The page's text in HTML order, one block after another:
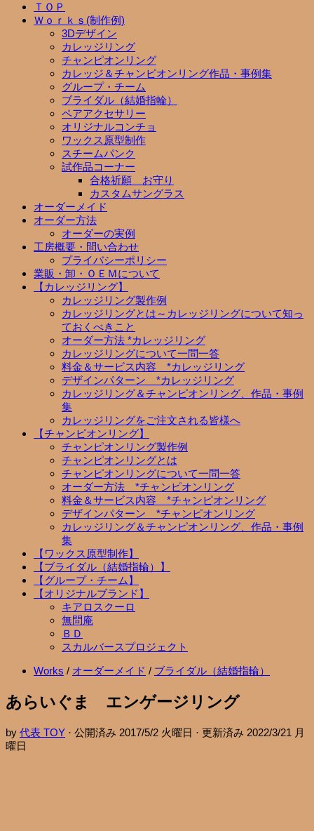
ＴＯＰ
Ｗｏｒｋｓ(制作例)
3Dデザイン
カレッジリング
チャンピオンリング
カレッジ＆チャンピオンリング作品・事例集
グループ・チーム
ブライダル（結婚指輪）
ペアアクセサリー
オリジナルコンチョ
ワックス原型制作
スチームパンク
試作品コーナー
合格祈願 お守り
カスタムサングラス
オーダーメイド
オーダー方法
オーダーの実例
工房概要・問い合わせ
プライバシーポリシー
業販・卸・ＯＥＭについて
【カレッジリング】
カレッジリング製作例
カレッジリングとは～カレッジリングについて知っ
ておくべきこと
オーダー方法 *カレッジリング
カレッジリングについて一問一答
料金＆サービス内容 *カレッジリング
デザインパターン *カレッジリング
カレッジリング＆チャンピオンリング、作品・事例
集
カレッジリングをご注文される皆様へ
【チャンピオンリング】
チャンピオンリング製作例
チャンピオンリングとは
チャンピオンリングについて一問一答
オーダー方法 *チャンピオンリング
料金＆サービス内容 *チャンピオンリング
デザインパターン *チャンピオンリング
カレッジリング＆チャンピオンリング、作品・事例
集
【ワックス原型制作】
【ブライダル（結婚指輪）】
【グループ・チーム】
【オリジナルブランド】
キアロスクーロ
無問庵
ＢＤ
スカルバースプロジェクト
Works / オーダーメイド / ブライダル（結婚指輪）
あらいぐま エンゲージリング
by 代表 TOY · 公開済み 2017/5/2 火曜日 · 更新済み 2022/3/21 月
曜日